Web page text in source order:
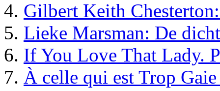
Gilbert Keith
Lieke Marsman: De
If You Love That Lady.
À celle qui est Trop